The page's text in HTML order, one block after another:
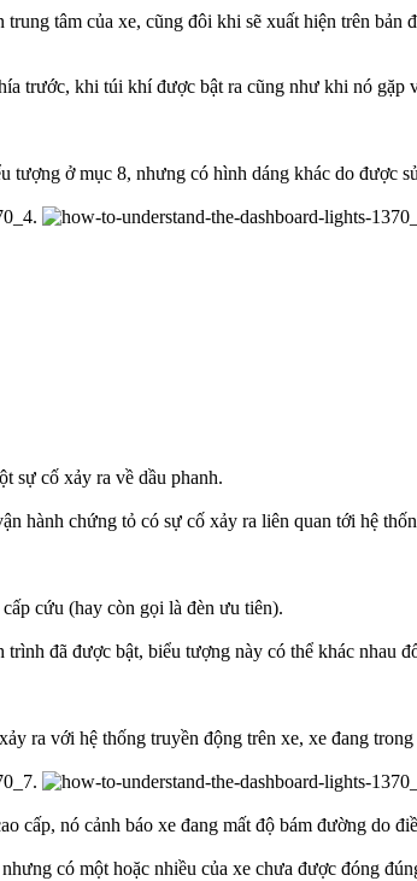
tâm của xe, cũng đôi khi sẽ xuất hiện trên
trước, khi túi khí được bật ra cũng như khi nó gặp
ở mục 8, nhưng có hình dáng khác do được
sự cố xảy ra về dầu phanh.
hành chứng tỏ có sự cố xảy ra liên quan tới hệ
cứu (hay còn gọi là đèn ưu tiên).
đã được bật, biểu tượng này có thể khác nhau
ra với hệ thống truyền động trên xe, xe đang
cấp, nó cảnh báo xe đang mất độ bám đường do
có một hoặc nhiều của xe chưa được đóng